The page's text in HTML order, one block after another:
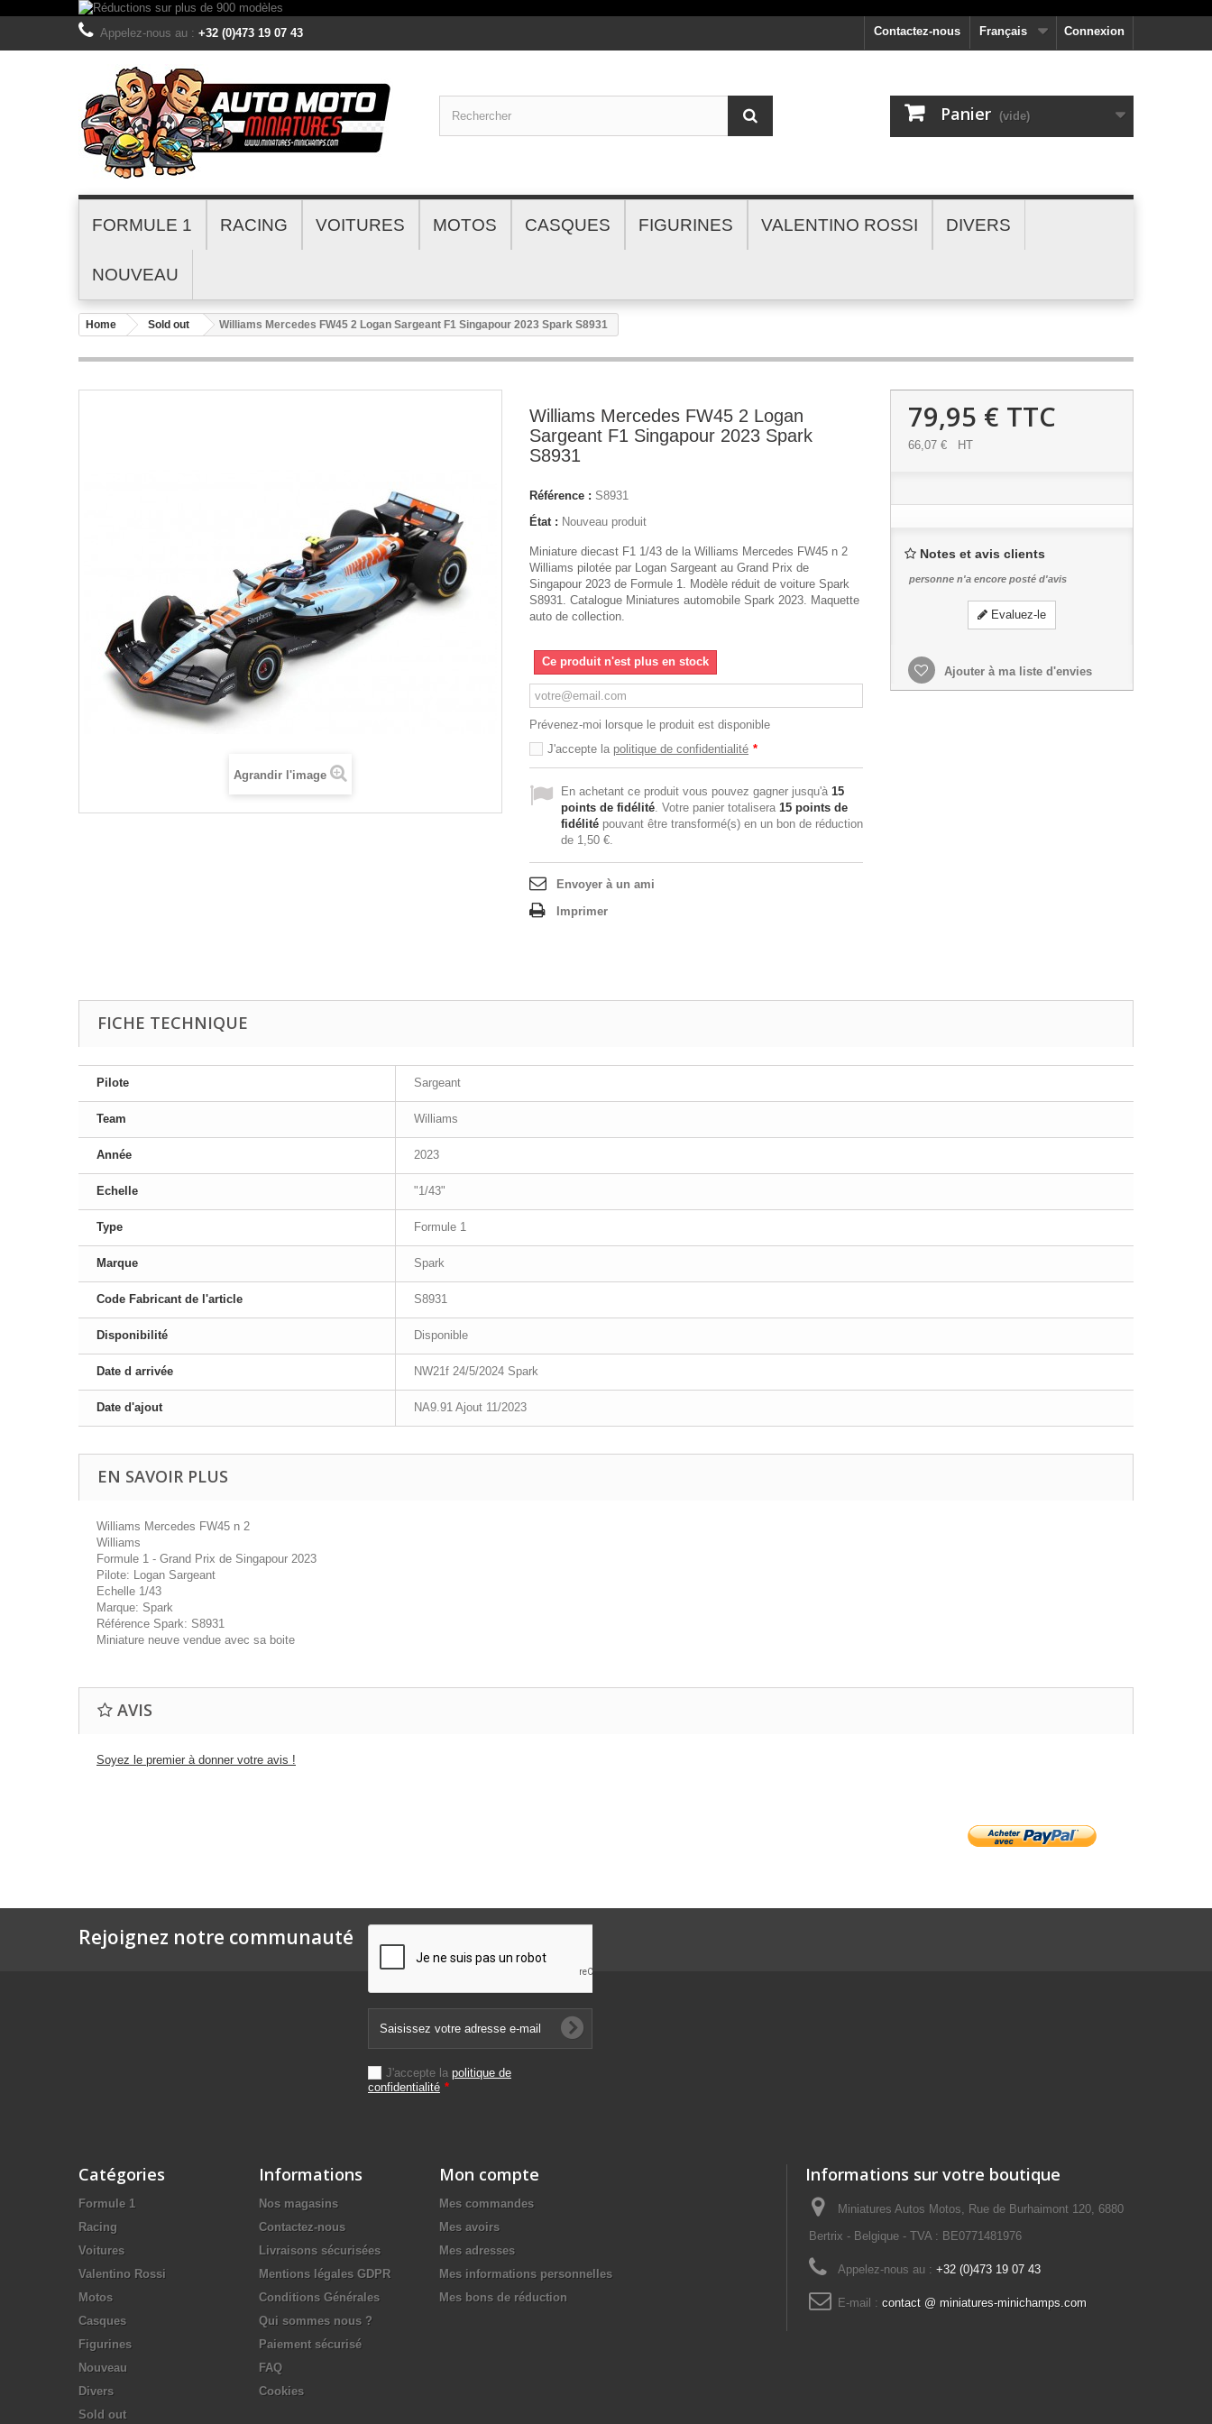
Connexion
Français
Contactez-nous
Appelez-nous au : +32 (0)473 19 07 43
Panier (vide)
FORMULE 1 RACING VOITURES MOTOS CASQUES FIGURINES VALENTINO ROSSI DIVERS
NOUVEAU
Home Sold out Williams Mercedes FW45 2 Logan Sargeant F1 Singapour 2023 Spark S8931
Agrandir l'image
Williams Mercedes FW45 2 Logan
Sargeant F1 Singapour 2023 Spark
S8931
Référence : S8931
État : Nouveau produit
Miniature diecast F1 1/43 de la Williams Mercedes FW45 n 2
Williams pilotée par Logan Sargeant au Grand Prix de
Singapour 2023 de Formule 1. Modèle réduit de voiture Spark
S8931. Catalogue Miniatures automobile Spark 2023. Maquette
auto de collection.
Ce produit n'est plus en stock
Prévenez-moi lorsque le produit est disponible
J'accepte la politique de confidentialité *
En achetant ce produit vous pouvez gagner jusqu'à 15
points de fidélité. Votre panier totalisera 15 points de
fidélité pouvant être transformé(s) en un bon de réduction
de 1,50 €.
Envoyer à un ami
Imprimer
79,95 € TTC
66,07 € HT
Notes et avis clients
personne n'a encore posté d'avis
Evaluez-le
Ajouter à ma liste d'envies
FICHE TECHNIQUE
Pilote Sargeant
Team Williams
Année 2023
Echelle "1/43"
Type Formule 1
Marque Spark
Code Fabricant de l'article S8931
Disponibilité Disponible
Date d arrivée NW21f 24/5/2024 Spark
Date d'ajout NA9.91 Ajout 11/2023
EN SAVOIR PLUS
Williams Mercedes FW45 n 2
Williams
Formule 1 - Grand Prix de Singapour 2023
Pilote: Logan Sargeant
Echelle 1/43
Marque: Spark
Référence Spark: S8931
Miniature neuve vendue avec sa boite
AVIS
Soyez le premier à donner votre avis !
Rejoignez notre communauté
J'accepte la politique de
confidentialité *
Catégories
Formule 1
Racing
Voitures
Valentino Rossi
Motos
Casques
Figurines
Nouveau
Divers
Sold out
Informations
Nos magasins
Contactez-nous
Livraisons sécurisées
Mentions légales GDPR
Conditions Générales
Qui sommes nous ?
Paiement sécurisé
FAQ
Cookies
Mon compte
Mes commandes
Mes avoirs
Mes adresses
Mes informations personnelles
Mes bons de réduction
Informations sur votre boutique
Miniatures Autos Motos, Rue de Burhaimont 120, 6880
Bertrix - Belgique - TVA : BE0771481976
Appelez-nous au : +32 (0)473 19 07 43
E-mail : contact @ miniatures-minichamps.com